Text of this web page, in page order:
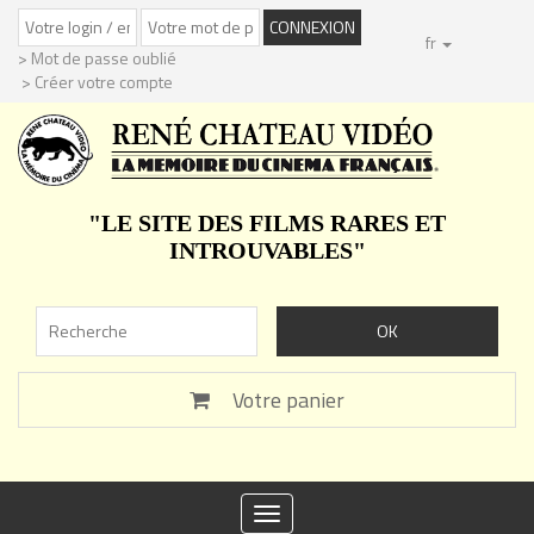
> Mot de passe oublié
> Créer votre compte
fr
"LE SITE DES FILMS RARES ET
INTROUVABLES"
Votre panier
Toggle